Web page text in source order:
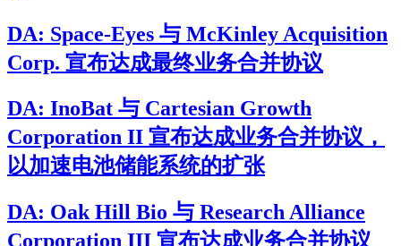
DA: Space-Eyes 与 McKinley Acquisition
Corp. 宣布达成最终业务合并协议
DA: InoBat 与 Cartesian Growth
Corporation II 宣布达成业务合并协议，
以加速电池储能系统的扩张
DA: Oak Hill Bio 与 Research Alliance
Corporation III 宣布达成业务合并协议